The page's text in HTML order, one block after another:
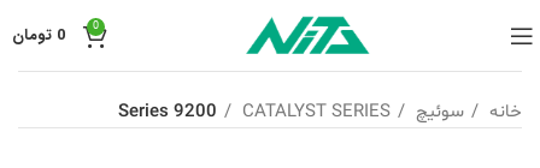
0
0 تومان
خانه سوئیچ CATALYST SERIES
9200 Series